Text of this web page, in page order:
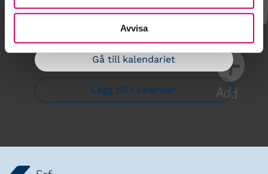
Avvisa
Gå till kalendariet
Lägg till i kalender